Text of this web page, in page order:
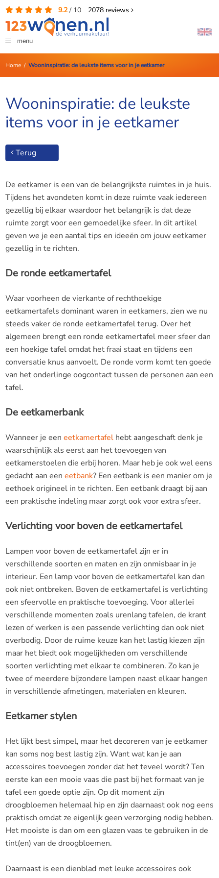
9.2/ 10 2078reviews
menu
Home/ Wooninspiratie: de leukste items voor in je eetkamer
Wooninspiratie: de leukste
items voor in je eetkamer
Terug
De eetkamer is een van de belangrijkste ruimtes in je huis.
Tijdens het avondeten komt in deze ruimte vaak iedereen
gezellig bij elkaar waardoor het belangrijk is dat deze
ruimte zorgt voor een gemoedelijke sfeer. In dit artikel
geven we je een aantal tips en ideeën om jouw eetkamer
gezellig in te richten.
De ronde eetkamertafel
Waar voorheen de vierkante of rechthoekige
eetkamertafels dominant waren in eetkamers, zien we nu
steeds vaker de ronde eetkamertafel terug. Over het
algemeen brengt een ronde eetkamertafel meer sfeer dan
een hoekige tafel omdat het fraai staat en tijdens een
conversatie knus aanvoelt. De ronde vorm komt ten goede
van het onderlinge oogcontact tussen de personen aan een
tafel.
De eetkamerbank
Wanneer je een eetkamertafelhebt aangeschaft denk je
waarschijnlijk als eerst aan het toevoegen van
eetkamerstoelen die erbij horen. Maar heb je ook wel eens
gedacht aan een eetbank? Een eetbank is een manier om je
eethoek origineel in te richten. Een eetbank draagt bij aan
een praktische indeling maar zorgt ook voor extra sfeer.
Verlichting voor boven de eetkamertafel
Lampen voor boven de eetkamertafel zijn er in
verschillende soorten en maten en zijn onmisbaar in je
interieur. Een lamp voor boven de eetkamertafel kan dan
ook niet ontbreken. Boven de eetkamertafel is verlichting
een sfeervolle en praktische toevoeging. Voor allerlei
verschillende momenten zoals urenlang tafelen, de krant
lezen of werken is een passende verlichting dan ook niet
overbodig. Door de ruime keuze kan het lastig kiezen zijn
maar het biedt ook mogelijkheden om verschillende
soorten verlichting met elkaar te combineren. Zo kan je
twee of meerdere bijzondere lampen naast elkaar hangen
in verschillende afmetingen, materialen en kleuren.
Eetkamer stylen
Het lijkt best simpel, maar het decoreren van je eetkamer
kan soms nog best lastig zijn. Want wat kan je aan
accessoires toevoegen zonder dat het teveel wordt? Ten
eerste kan een mooie vaas die past bij het formaat van je
tafel een goede optie zijn. Op dit moment zijn
droogbloemen helemaal hip en zijn daarnaast ook nog eens
praktisch omdat ze eigenlijk geen verzorging nodig hebben.
Het mooiste is dan om een glazen vaas te gebruiken in de
tint(en) van de droogbloemen.
Daarnaast is een dienblad met leuke accessoires ook